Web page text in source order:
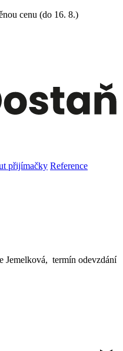
cenu (do 16. 8.)
přijímačky Reference
Jemelková, termín odevzdání